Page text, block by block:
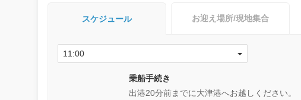
スケジュール お迎え場所/現地集合
乗船手続き
出港20分前までに大津港へお越しください。